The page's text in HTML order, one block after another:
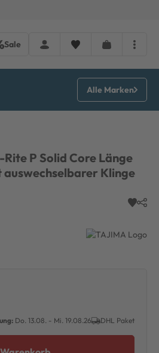
Sale
Alle Marken
P Solid Core Länge
Klinge
Do. 13.08. - Mi. 19.08.26 DHL Paket